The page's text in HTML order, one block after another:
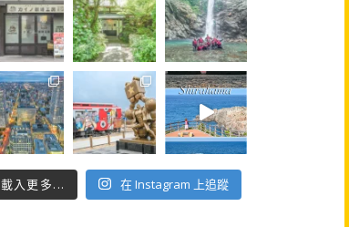
載入更多... 在 Instagram 上追蹤